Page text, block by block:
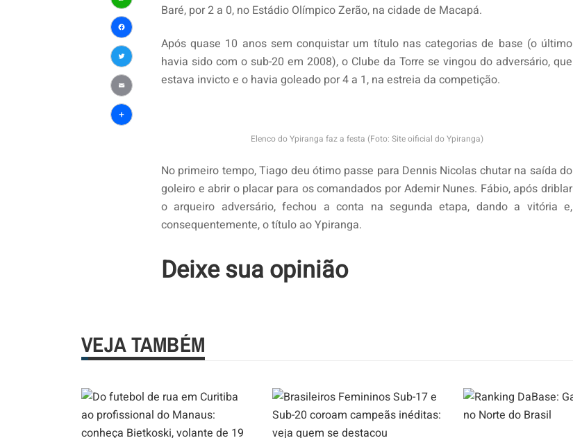
WhatsApp
Facebook
Twitter
Email
Share
Baré, por 2 a 0, no Estádio Olímpico Zerão, na cidade de Macapá.
Após quase 10 anos sem conquistar um título nas categorias de base (o último
havia sido com o sub-20 em 2008), o Clube da Torre se vingou do adversário, que
estava invicto e o havia goleado por 4 a 1, na estreia da competição.
Elenco do Ypiranga faz a festa (Foto: Site oificial do Ypiranga)
No primeiro tempo, Tiago deu ótimo passe para Dennis Nicolas chutar na saída do
goleiro e abrir o placar para os comandados por Ademir Nunes. Fábio, após driblar
o arqueiro adversário, fechou a conta na segunda etapa, dando a vitória e,
consequentemente, o título ao Ypiranga.
Deixe sua opinião
VEJA TAMBÉM